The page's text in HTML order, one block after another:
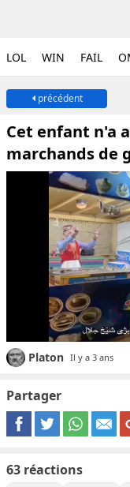
LOL WIN FAIL
précédent
Cet enfant n'a
marchands de
Platon Il y a 3 ans
Partager
63 réactions